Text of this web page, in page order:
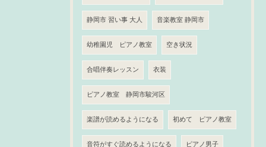
静岡市 習い事 大人 音楽教室 静岡市
幼稚園児 ピアノ教室 空き状況
合唱伴奏レッスン 衣装
ピアノ教室 静岡市駿河区
楽譜が読めるようになる 初めて ピアノ教室
音符がすぐ読めるようになる ピアノ男子